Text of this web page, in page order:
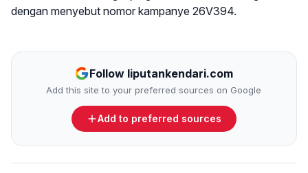
dengan menyebut nomor kampanye 26V394.
Follow liputankendari.com
Add this site to your preferred sources on Google
Add to preferred sources